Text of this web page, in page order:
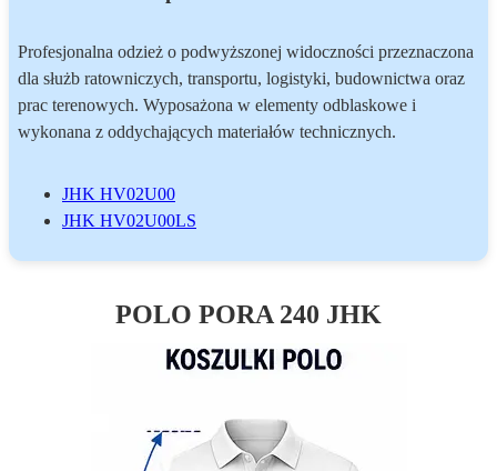
Profesjonalna odzież o podwyższonej widoczności przeznaczona
dla służb ratowniczych, transportu, logistyki, budownictwa oraz
prac terenowych. Wyposażona w elementy odblaskowe i
wykonana z oddychających materiałów technicznych.
JHK HV02U00
JHK HV02U00LS
POLO PORA 240 JHK